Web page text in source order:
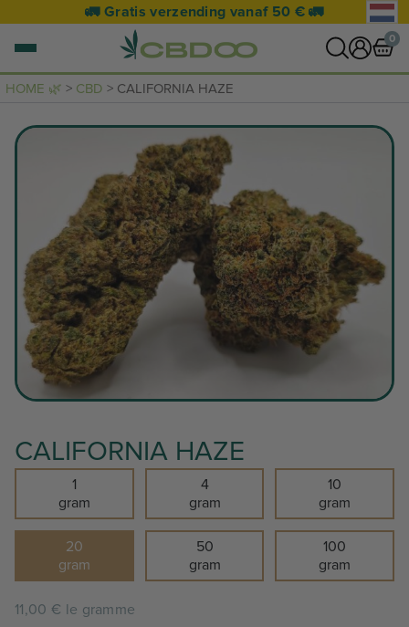
🚛 Gratis verzending vanaf 50 € 🚛
0
0 artikel NAAR WINKELWAGEN
Je mandje is leeg.
HOME 🌿 > CBD > CALIFORNIA HAZE
CALIFORNIA HAZE
1
gram
4
gram
10
gram
20
gram
50
gram
100
gram
11,00 € le gramme